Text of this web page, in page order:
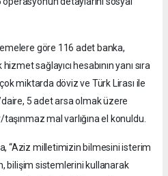
göre 116 adet banka,
sağlayıcı hesabının yanı sıra
miktarda döviz ve Türk Lirası ile
5 adet arsa olmak üzere
mal varlığına el konuldu.
“Aziz milletimizin bilmesini isterim
bilişim sistemlerini kullanarak